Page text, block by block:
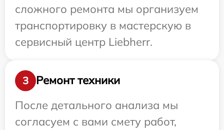
сложного ремонта мы организуем
транспортировку в мастерскую в
сервисный центр Liebherr.
3
Ремонт техники
После детального анализа мы
согласуем с вами смету работ,